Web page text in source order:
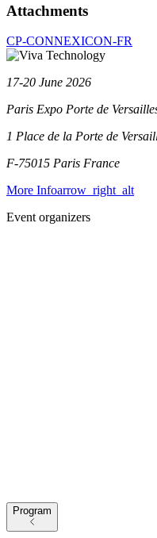
Attachments
CP-CONNEXICON-FR
17-20 June 2026
Paris Expo Porte de
1 Place de la Porte de
F-75015 Paris France
More Infoarrow_right_alt
Event organizers
Program